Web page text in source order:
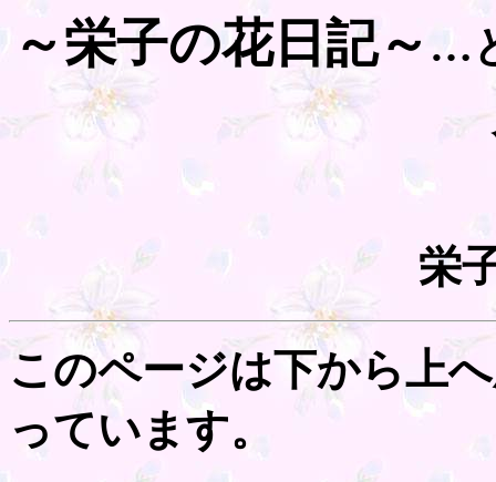
～栄子の花日記～ …
栄
このページは下から上
っています。